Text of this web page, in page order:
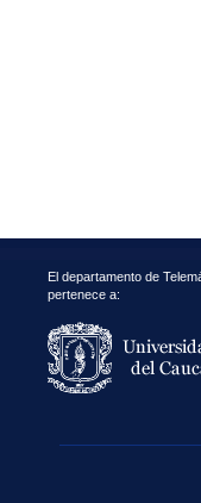
El departamento de
pertenece a: